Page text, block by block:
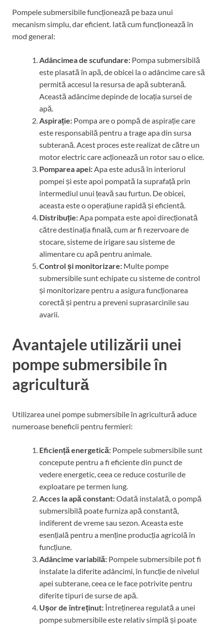
Pompele submersibile funcționează pe baza unui
mecanism simplu, dar eficient. Iată cum funcționează în
mod general:
Adâncimea de scufundare: Pompa submersibilă
este plasată în apă, de obicei la o adâncime care să
permită accesul la resursa de apă subterană.
Această adâncime depinde de locația sursei de
apă.
Aspirație: Pompa are o pompă de aspirație care
este responsabilă pentru a trage apa din sursa
subterană. Acest proces este realizat de către un
motor electric care acționează un rotor sau o elice.
Pomparea apei:Apa este adusă în interiorul
pompei și este apoi pompată la suprafață prin
intermediul unui țeavă sau furtun. De obicei,
aceasta este o operațiune rapidă și eficientă.
Distribuție:Apa pompata este apoi direcționată
către destinația finală, cum ar fi rezervoare de
stocare, sisteme de irigare sau sisteme de
alimentare cu apă pentru animale.
Control și monitorizare: Multe pompe
submersibile sunt echipate cu sisteme de control
și monitorizare pentru a asigura funcționarea
corectă și pentru a preveni suprasarcinile sau
avarii.
Avantajele utilizării unei
pompe submersibile în
agricultură
Utilizarea unei pompe submersibile în agricultură aduce
numeroase beneficii pentru fermieri:
Eficiență energetică: Pompele submersibile sunt
concepute pentru a fi eficiente din punct de
vedere energetic, ceea ce reduce costurile de
exploatare pe termen lung.
Acces la apă constant:Odată instalată, o pompă
submersibilă poate furniza apă constantă,
indiferent de vreme sau sezon. Aceasta este
esențială pentru a menține producția agricolă în
funcțiune.
Adâncime variabilă: Pompele submersibile pot fi
instalate la diferite adâncimi, în funcție de nivelul
apei subterane, ceea ce le face potrivite pentru
diferite tipuri de surse de apă.
Ușor de întreținut:Întreținerea regulată a unei
pompe submersibile este relativ simplă și poate